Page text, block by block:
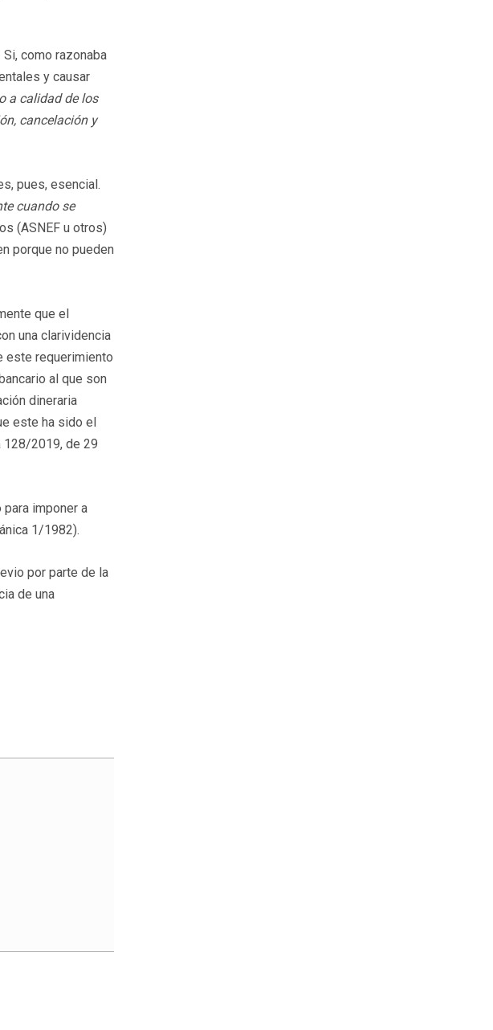
como razonaba
y causar
a calidad de los
cancelación y
pues, esencial.
cuando se
(ASNEF u otros)
porque no pueden
que el
una clarividencia
este requerimiento
al que son
dineraria
este ha sido el
128/2019, de 29
imponer a
1/1982).
por parte de la
de una